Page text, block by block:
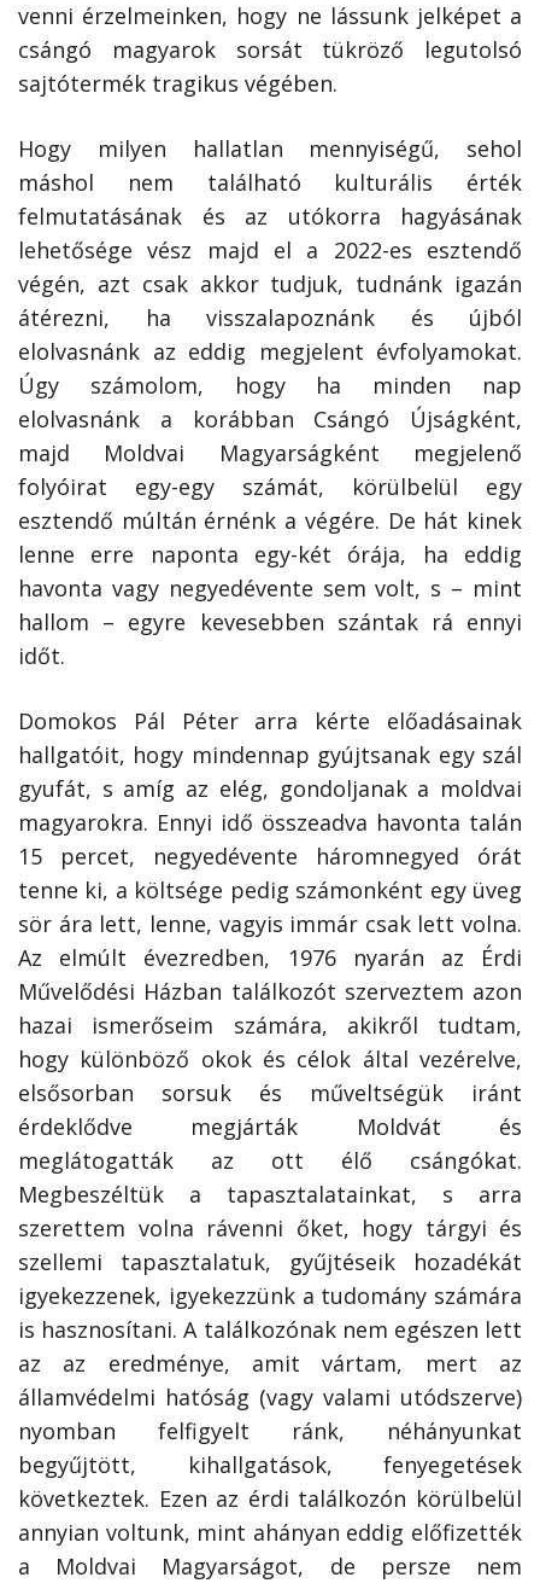
venni érzelmeinken, hogy ne lássunk jelképet a
csángó magyarok sorsát tükröző legutolsó
sajtótermék tragikus vé­gében.
Hogy milyen hallatlan mennyiségű, sehol
máshol nem található kulturális érték
felmutatásának és az utókorra hagyásának
lehetősége vész majd el a 2022-es esztendő
végén, azt csak akkor tudjuk, tudnánk igazán
átérezni, ha visszalapoznánk és újból
elolvasnánk az eddig megjelent évfolyamokat.
Úgy számolom, hogy ha minden nap
elolvasnánk a korábban Csángó Újságként,
majd Moldvai Magyarságként megjelenő
folyóirat egy-egy számát, körülbelül egy
esztendő múltán érnénk a végére. De hát kinek
lenne erre naponta egy-két órája, ha eddig
havonta vagy negyedévente sem volt, s – mint
hallom – egyre kevesebben szántak rá ennyi
időt.
Domokos Pál Péter arra kérte előadásainak
hallgatóit, hogy mindennap gyújtsanak egy szál
gyufát, s amíg az elég, gondoljanak a moldvai
magyarokra. Ennyi idő összeadva havonta talán
15 percet, negyedévente háromnegyed órát
tenne ki, a költsége pedig számonként egy üveg
sör ára lett, lenne, vagyis immár csak lett volna.
Az elmúlt évezredben, 1976 nyarán az Érdi
Művelődési Házban találkozót szerveztem azon
hazai ismerőseim számára, akikről tudtam,
hogy különböző okok és célok által vezé­relve,
elsősorban sorsuk és műveltségük iránt
érdeklődve megjárták Moldvát és
meglátogatták az ott élő csángókat.
Megbeszéltük a tapasztalatainkat, s arra
szerettem volna rávenni őket, hogy tárgyi és
szellemi tapasztalatuk, gyűjtéseik hozadékát
igyekezzenek, igyekezzünk a tudomány számára
is hasznosítani. A találkozónak nem egészen lett
az az eredménye, amit vártam, mert az
államvédelmi hatóság (vagy valami utódszerve)
nyomban felfigyelt ránk, néhányunkat
begyűjtött, kihallgatások, fenyegetések
következtek. Ezen az érdi találkozón körülbelül
annyian voltunk, mint ahányan eddig előfizették
a Moldvai Magyarságot, de persze nem